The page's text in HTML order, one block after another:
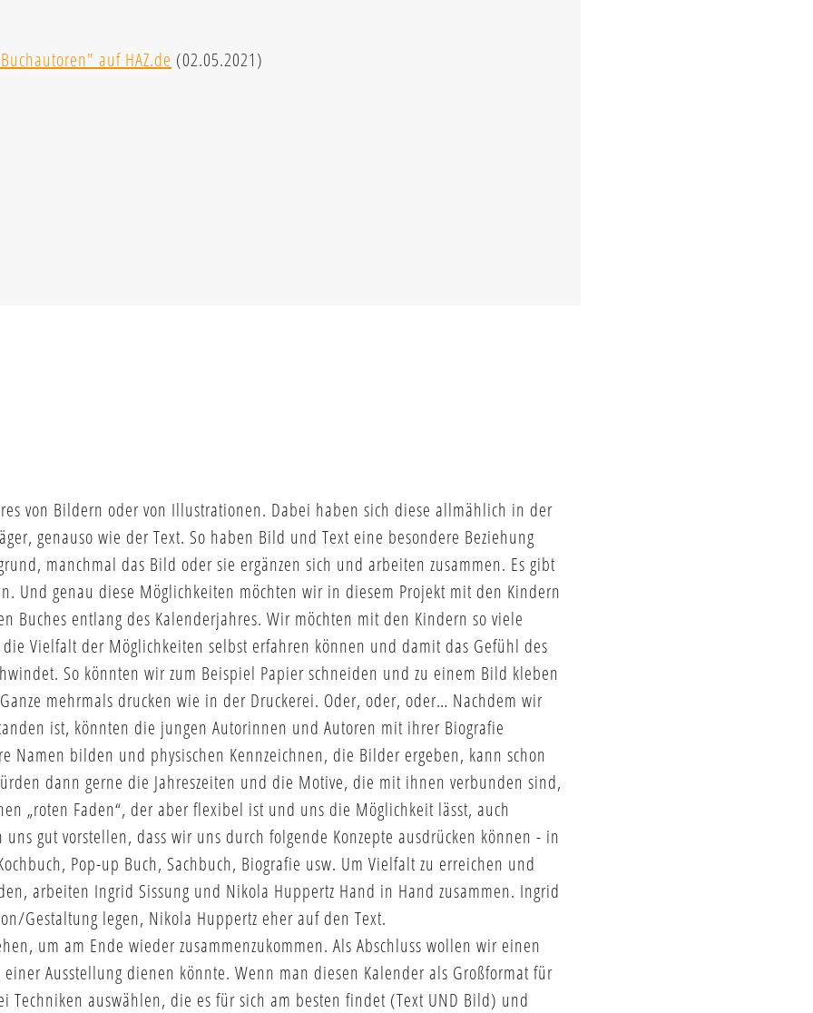
auf HAZ.de (02.05.2021)
von Bildern oder von Illustrationen. Dabei haben sich diese allmählich in der
genauso wie der Text. So haben Bild und Text eine besondere Beziehung
manchmal das Bild oder sie ergänzen sich und arbeiten zusammen. Es gibt
Und genau diese Möglichkeiten möchten wir in diesem Projekt mit den Kindern
entlang des Kalenderjahres. Wir möchten mit den Kindern so viele
Vielfalt der Möglichkeiten selbst erfahren können und damit das Gefühl des
So könnten wir zum Beispiel Papier schneiden und zu einem Bild kleben
mehrmals drucken wie in der Druckerei. Oder, oder, oder… Nachdem wir
ist, könnten die jungen Autorinnen und Autoren mit ihrer Biografie
Namen bilden und physischen Kennzeichnen, die Bilder ergeben, kann schon
dann gerne die Jahreszeiten und die Motive, die mit ihnen verbunden sind,
„roten Faden“, der aber flexibel ist und uns die Möglichkeit lässt, auch
gut vorstellen, dass wir uns durch folgende Konzepte ausdrücken können - in
Pop-up Buch, Sachbuch, Biografie usw. Um Vielfalt zu erreichen und
arbeiten Ingrid Sissung und Nikola Huppertz Hand in Hand zusammen. Ingrid
Gestaltung legen, Nikola Huppertz eher auf den Text.
um am Ende wieder zusammenzukommen. Als Abschluss wollen wir einen
Ausstellung dienen könnte. Wenn man diesen Kalender als Großformat für
Techniken auswählen, die es für sich am besten findet (Text UND Bild) und